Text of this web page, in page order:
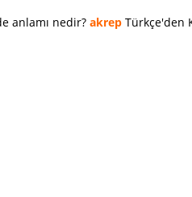
anlamı nedir? akrep Türkçe'den